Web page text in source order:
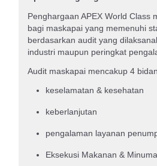
Penghargaan APEX World Class
bagi maskapai yang memenuhi
berdasarkan audit yang
industri maupun peringkat
Audit maskapai mencakup 4
keselamatan & kesehatan
keberlanjutan
pengalaman layanan
Eksekusi Makanan &